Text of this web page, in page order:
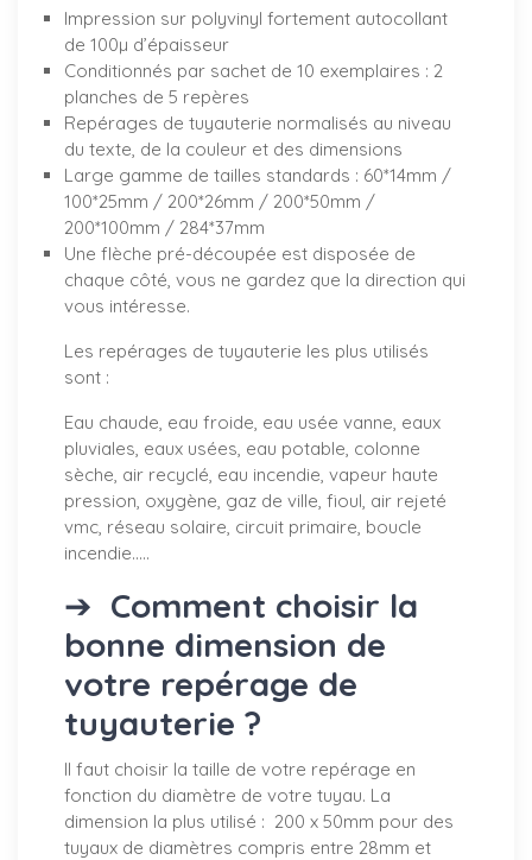
Impression sur polyvinyl fortement autocollant
de 100µ d’épaisseur
Conditionnés par sachet de 10 exemplaires : 2
planches de 5 repères
Repérages de tuyauterie normalisés au niveau
du texte, de la couleur et des dimensions
Large gamme de tailles standards : 60*14mm /
100*25mm / 200*26mm / 200*50mm /
200*100mm / 284*37mm
Une flèche pré-découpée est disposée de
chaque côté, vous ne gardez que la direction qui
vous intéresse.
Les repérages de tuyauterie les plus utilisés
sont :
Eau chaude, eau froide, eau usée vanne, eaux
pluviales, eaux usées, eau potable, colonne
sèche, air recyclé, eau incendie, vapeur haute
pression, oxygène, gaz de ville, fioul, air rejeté
vmc, réseau solaire, circuit primaire, boucle
incendie.....
➔ Comment choisir la
bonne dimension de
votre repérage de
tuyauterie ?
Il faut choisir la taille de votre repérage en
fonction du diamètre de votre tuyau. La
dimension la plus utilisé : 200 x 50mm pour des
tuyaux de diamètres compris entre 28mm et